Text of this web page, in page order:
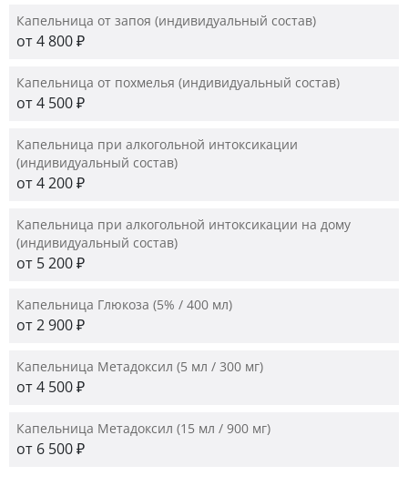
Капельница от запоя (индивидуальный состав)
от 4 800 ₽
Капельница от похмелья (индивидуальный состав)
от 4 500 ₽
Капельница при алкогольной интоксикации
(индивидуальный состав)
от 4 200 ₽
Капельница при алкогольной интоксикации на дому
(индивидуальный состав)
от 5 200 ₽
Капельница Глюкоза (5% / 400 мл)
от 2 900 ₽
Капельница Метадоксил (5 мл / 300 мг)
от 4 500 ₽
Капельница Метадоксил (15 мл / 900 мг)
от 6 500 ₽